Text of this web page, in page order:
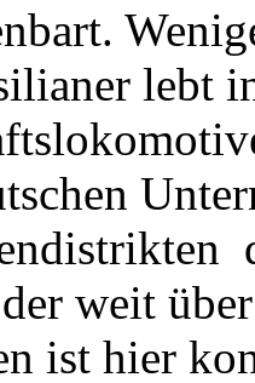
lebt
weit
ist hier